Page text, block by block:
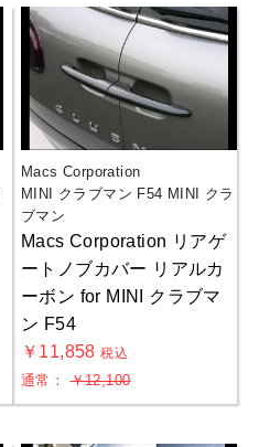
Macs Corporation
MINI クラブマン F54 MINI クラ
ブマン
Macs Corporation リアゲ
ートノブカバー リアルカ
ーボン for MINI クラブマ
ン F54
￥11,858税込
通常：￥12,100